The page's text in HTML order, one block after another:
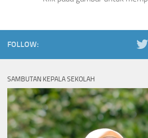
FOLLOW:
SAMBUTAN KEPALA SEKOLAH